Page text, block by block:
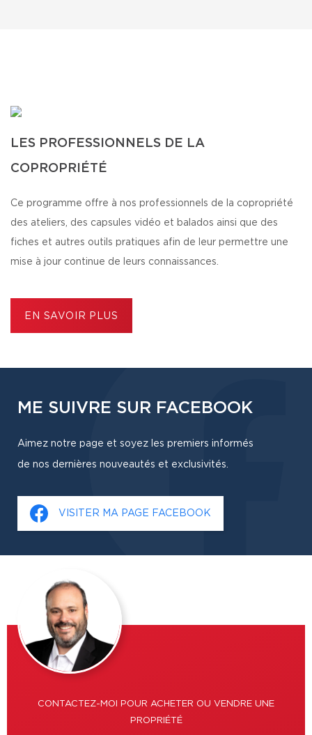
LES PROFESSIONNELS DE LA
COPROPRIÉTÉ
Ce programme offre à nos professionnels de la copropriété
des ateliers, des capsules vidéo et balados ainsi que des
fiches et autres outils pratiques afin de leur permettre une
mise à jour continue de leurs connaissances.
EN SAVOIR PLUS
ME SUIVRE SUR FACEBOOK
Aimez notre page et soyez les premiers informés
de nos dernières nouveautés et exclusivités.
VISITER MA PAGE FACEBOOK
CONTACTEZ-MOI POUR ACHETER OU VENDRE UNE
PROPRIÉTÉ